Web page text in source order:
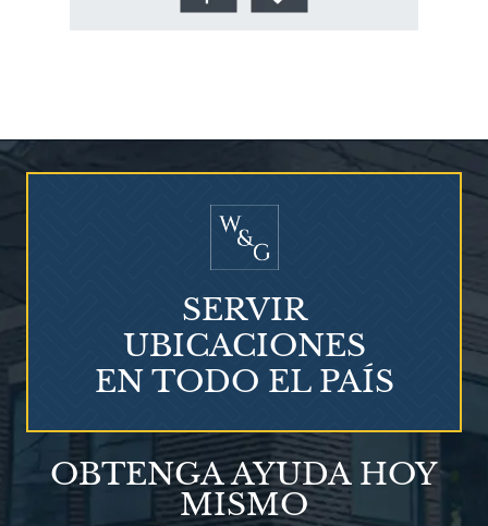
¿Quién corre el riesgo de
Talco en polvo
Ovary cancer
OBTENGA AYUDA HOY
MISMO
SERVIR
UBICACIONES
EN TODO EL PAÍS